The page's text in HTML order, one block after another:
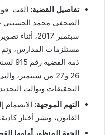
تفاصيل القضية: ألقت
سبتمبر 2017،
مستلزمات المدارس،
التحقيقات وتوالت
التهم الموجهة:
القانون، ونشر أخبار كاذبة.